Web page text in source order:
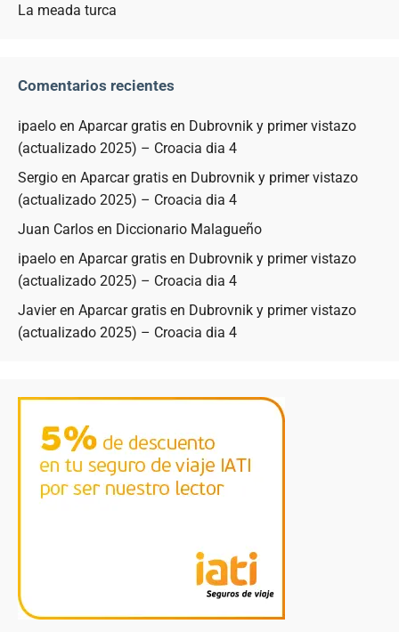
La meada turca
Comentarios recientes
ipaelo en Aparcar gratis en Dubrovnik y primer vistazo
(actualizado 2025) – Croacia dia 4
Sergio en Aparcar gratis en Dubrovnik y primer vistazo
(actualizado 2025) – Croacia dia 4
Juan Carlos en Diccionario Malagueño
ipaelo en Aparcar gratis en Dubrovnik y primer vistazo
(actualizado 2025) – Croacia dia 4
Javieren Aparcar gratis en Dubrovnik y primer vistazo
(actualizado 2025) – Croacia dia 4